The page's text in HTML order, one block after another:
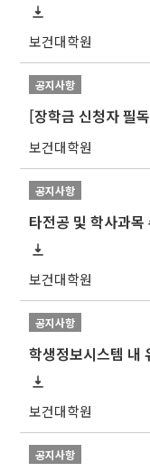
보건대학원
공지사항
보건대학원
공지사항
타전공 및 학사과
보건대학원
공지사항
보건대학원
공지사항